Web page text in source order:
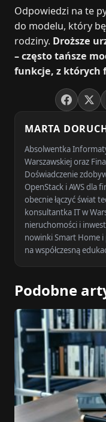
Odpowiedzi na te
do modelu, który
rodziny. Droższe
– często tańsze
funkcje, z których
MARTA
Absolwentka
Warszawskiej oraz
Doświadczenie
OpenStack i AWS dla
obecnie łączyć świat
konsultantka IT w
nieruchomości i
nowinki Smart Home i
na współczesną
Podobne